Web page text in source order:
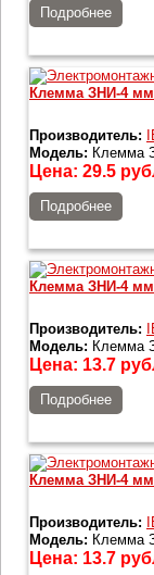
Подробнее
Клемма ЗНИ-4
Производитель:
Модель: Клемма
Цена: 29.5
Подробнее
Клемма ЗНИ-4
Производитель:
Модель: Клемма
Цена: 13.7
Подробнее
Клемма ЗНИ-4
Производитель:
Модель: Клемма
Цена: 13.7